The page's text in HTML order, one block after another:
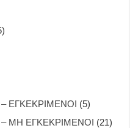
ΕΓΚΕΚΡΙΜΕΝΟΙ (5)
ΜΗ ΕΓΚΕΚΡΙΜΕΝΟΙ (21)